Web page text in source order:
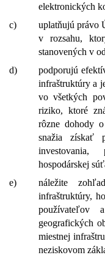
elektronických
c)
uplatňujú právo
v rozsahu,
stanovených v
d)
podporujú
infraštruktúry a
vo všetkých
riziko, ktoré
rôzne dohody
snažia získať
hospodárskej
e)
náležite
infraštruktúry,
používateľov
geografických
miestnej
neziskovom